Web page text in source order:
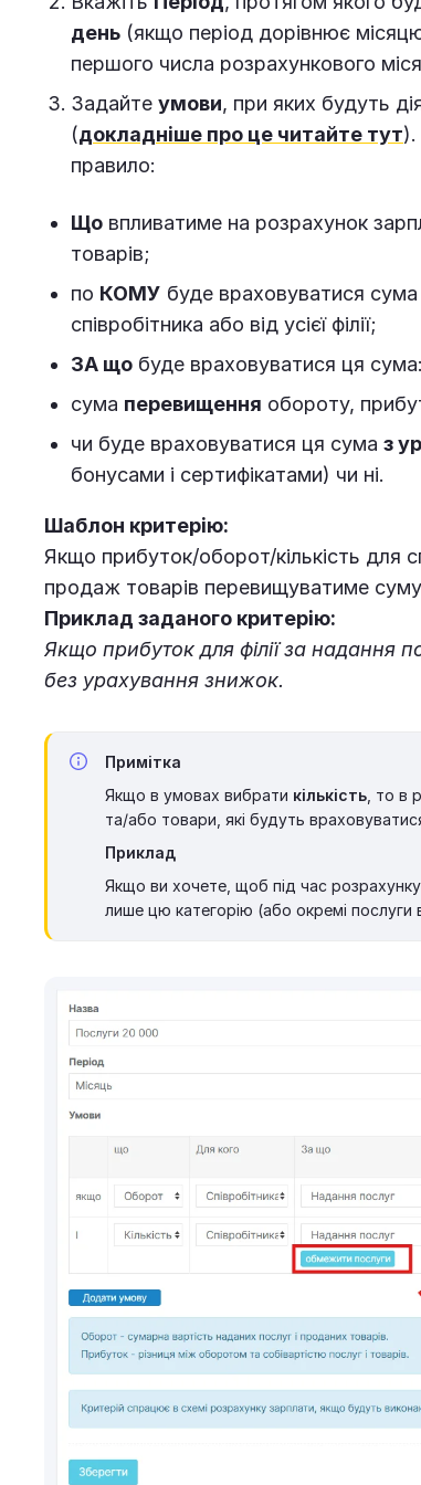
день (якщо період дорівнює
першого числа розрахункового
Задайте умови, при яких будуть
(докладніше про це читайте тут).
правило:
Що впливатиме на розрахунок
товарів;
по КОМУ буде враховуватися
співробітника або від усієї філії;
ЗА що буде враховуватися ця
сума перевищення обороту,
чи буде враховуватися ця сума з
бонусами і сертифікатами) чи ні.
Шаблон критерію:
Якщо прибуток/оборот/кількість для
продаж товарів перевищуватиме
Приклад заданого критерію:
Якщо прибуток для філії за надання
без урахування знижок.
Примітка
Якщо в умовах вибрати кількість, то в
та/або товари, які будуть
Приклад
Якщо ви хочете, щоб під час
лише цю категорію (або окремі послуги